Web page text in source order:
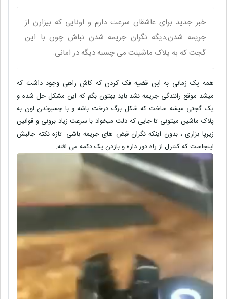
خبر جدید برای عاشقان سرعت دارم و اونایی که بیزارن از
جریمه شدن.دیگه نگران جریمه شدن نباش چون با این
گجت که به پلاک ماشینت می چسبه دیگه در امانی.
همه یک زمانی به این قضیه فک کردن که کاش راهی وجود داشت که
میشد موقع رانندگی جریمه نشد.باید بهتون بگم که این مشکل حل شده و
یک گجتی میشه ساخت که شکل برگ درخت باشه و با چسبوندن اون به
پلاک ماشین میتونی تا جایی که دلت میخواد با سرعت زیاد برونی و قوانین
زیرپا بزاری ، بدون اینکه نگران قبض های جریمه باشی. تازه نکته جالبش
اینجاست که کنترل از راه دور داره و بازدن یک دکمه می افته.